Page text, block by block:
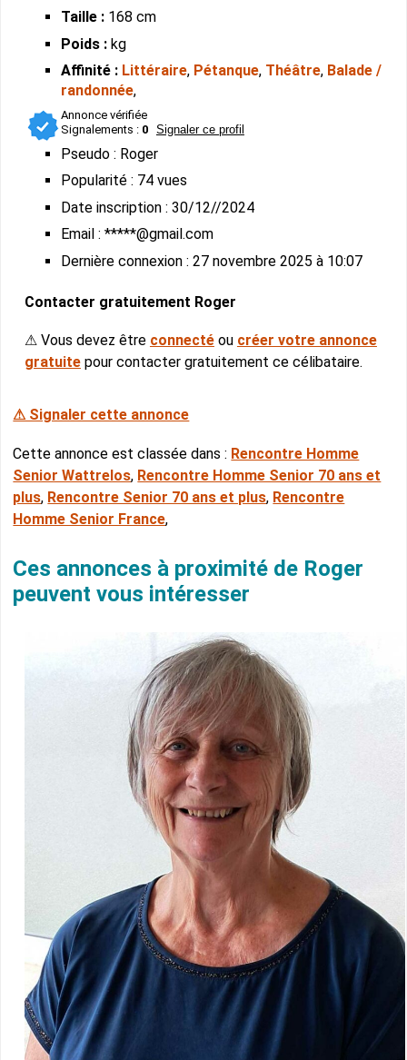
Taille : 168 cm
Poids : kg
Affinité : Littéraire, Pétanque, Théâtre, Balade /
randonnée,
Annonce vérifiée
Signalements : 0 Signaler ce profil
Pseudo : Roger
Popularité : 74 vues
Date inscription : 30/12//2024
Email : *****@gmail.com
Dernière connexion : 27 novembre 2025 à 10:07
Contacter gratuitement Roger
⚠ Vous devez être connectéou créer votre annonce
gratuitepour contacter gratuitement ce célibataire.
⚠ Signaler cette annonce
Cette annonce est classée dans : Rencontre Homme
Senior Wattrelos, Rencontre Homme Senior 70 ans et
plus, Rencontre Senior 70 ans et plus, Rencontre
Homme Senior France,
Ces annonces à proximité de Roger
peuvent vous intéresser